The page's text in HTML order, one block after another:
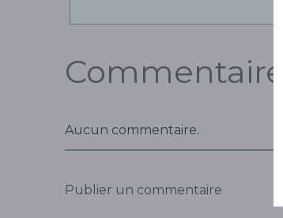
Commentaires
Aucun commentaire.
Publier un commentaire